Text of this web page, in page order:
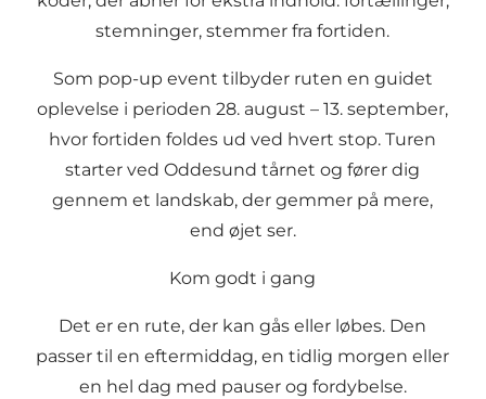
stemninger, stemmer fra fortiden.
Som pop-up event tilbyder ruten en guidet
oplevelse i perioden 28. august – 13. september,
hvor fortiden foldes ud ved hvert stop. Turen
starter ved Oddesund tårnet og fører dig
gennem et landskab, der gemmer på mere,
end øjet ser.
Kom godt i gang
Det er en rute, der kan gås eller løbes. Den
passer til en eftermiddag, en tidlig morgen eller
en hel dag med pauser og fordybelse.